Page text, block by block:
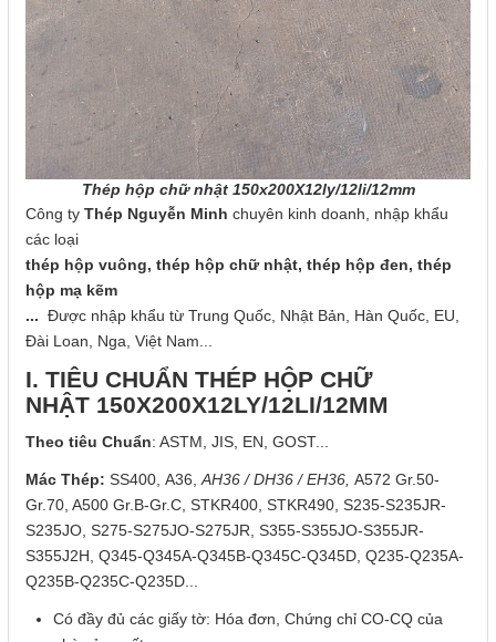
Thép hộp chữ nhật 150x200X12ly/12li/12mm
Công ty Thép Nguyễn Minh chuyên kinh doanh, nhập khẩu
các loại
thép hộp vuông, thép hộp chữ nhật, thép hộp đen, thép
hộp mạ kẽm
... Được nhập khẩu từ Trung Quốc, Nhật Bản, Hàn Quốc, EU,
Đài Loan, Nga, Việt Nam...
I. TIÊU CHUẨN THÉP HỘP CHỮ
NHẬT 150X200X12LY/12LI/12MM
Theo tiêu Chuẩn: ASTM, JIS, EN, GOST...
Mác Thép: SS400, A36, AH36 / DH36 / EH36, A572 Gr.50-
Gr.70, A500 Gr.B-Gr.C, STKR400, STKR490, S235-S235JR-
S235JO, S275-S275JO-S275JR, S355-S355JO-S355JR-
S355J2H, Q345-Q345A-Q345B-Q345C-Q345D, Q235-Q235A-
Q235B-Q235C-Q235D...
Có đầy đủ các giấy tờ: Hóa đơn, Chứng chỉ CO-CQ của